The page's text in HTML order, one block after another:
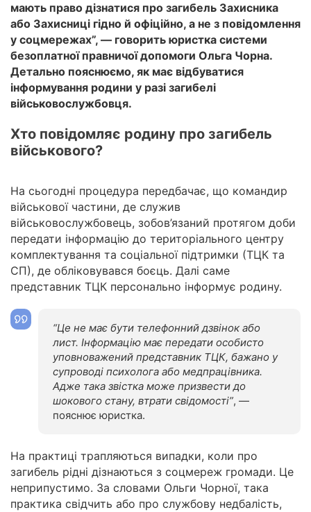
мають право дізнатися про загибель Захисника
або Захисниці гідно й офіційно, а не з повідомлення
у соцмережах”, — говорить юристка системи
безоплатної правничої допомоги Ольга Чорна.
Детально пояснюємо, як має відбуватися
інформування родини у разі загибелі
військовослужбовця.
Хто повідомляє родину про загибель
військового?
На сьогодні процедура передбачає, що командир
військової частини, де служив
військовослужбовець, зобов’язаний протягом доби
передати інформацію до територіального центру
комплектування та соціальної підтримки (ТЦК та
СП), де обліковувався боєць. Далі саме
представник ТЦК персонально інформує родину.
“Це не має бути телефонний дзвінок або
лист. Інформацію має передати особисто
уповноважений представник ТЦК, бажано у
супроводі психолога або медпрацівника.
Адже така звістка може призвести до
шокового стану, втрати свідомості”, —
пояснює юристка.
На практиці трапляються випадки, коли про
загибель рідні дізнаються з соцмереж громади. Це
неприпустимо. За словами Ольги Чорної, така
практика свідчить або про службову недбалість,